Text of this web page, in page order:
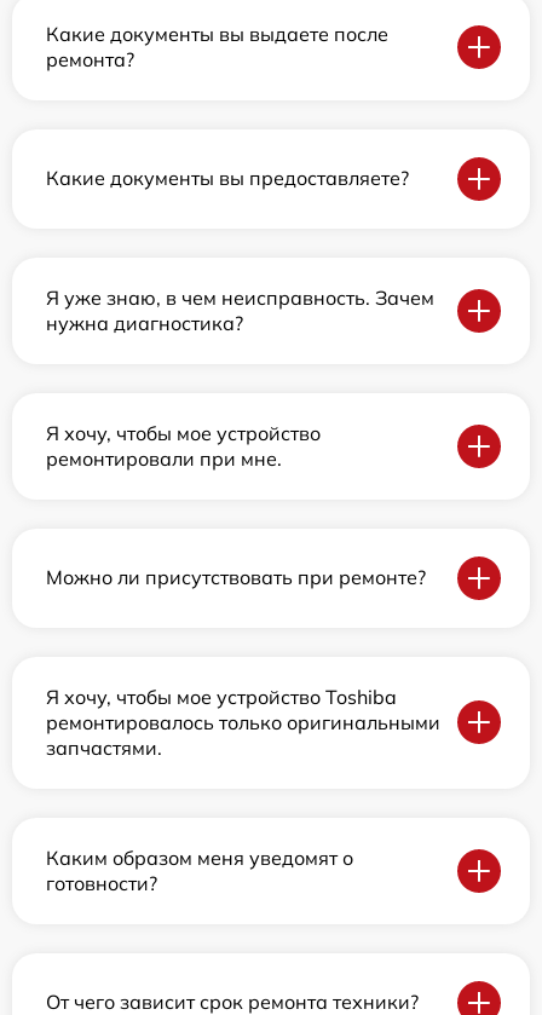
Какие документы вы выдаете после
ремонта?
Какие документы вы предоставляете?
Я уже знаю, в чем неисправность. Зачем
нужна диагностика?
Я хочу, чтобы мое устройство
ремонтировали при мне.
Можно ли присутствовать при ремонте?
Я хочу, чтобы мое устройство Toshiba
ремонтировалось только оригинальными
запчастями.
Каким образом меня уведомят о
готовности?
От чего зависит срок ремонта техники?